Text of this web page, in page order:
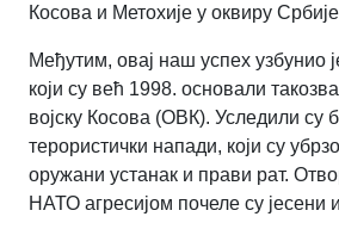
Косова и Метохије у оквиру
Међутим, овај наш успех
који су већ 1998. основали
војску Косова (ОВК). Уследили су
терористички напади, који су
оружани устанак и прави рат.
НАТО агресијом почеле су јесени